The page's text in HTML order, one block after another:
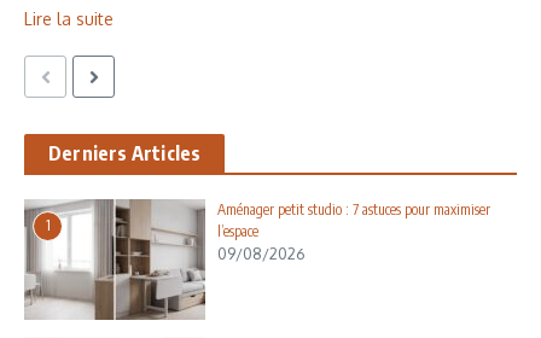
Lire la suite
Derniers Articles
1
Aménager petit studio : 7 astuces pour maximiser
l’espace
09/08/2026